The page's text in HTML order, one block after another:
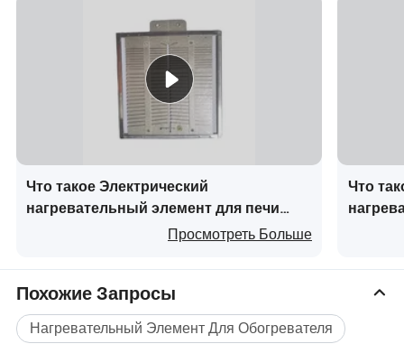
Что такое Электрический
нагревательный элемент для печи
коммерческого использования,
нагревательный элемент
Просмотреть Больше
Что
Похожие Запросы
Нагревательный Элемент Для Обогревателя